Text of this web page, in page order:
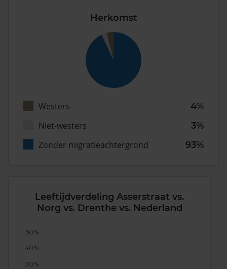
Herkomst
Westers
4%
Niet-westers
3%
Zonder migratieachtergrond
93%
Leeftijdverdeling Asserstraat vs.
Norg vs. Drenthe vs. Nederland
30%
40%
50%